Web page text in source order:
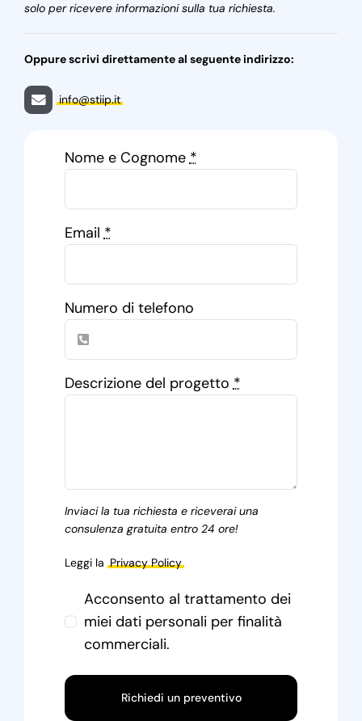
solo per ricevere informazioni sulla tua richiesta.
Oppure scrivi direttamente al seguente indirizzo:
info@stiip.it
Nome e Cognome*
Email*
Numero di telefono
Descrizione del progetto*
Inviaci la tua richiesta e riceverai una
consulenza gratuita entro 24 ore!
Leggi la Privacy Policy
Acconsento al trattamento dei
miei dati personali per finalità
commerciali.
Richiedi un preventivo